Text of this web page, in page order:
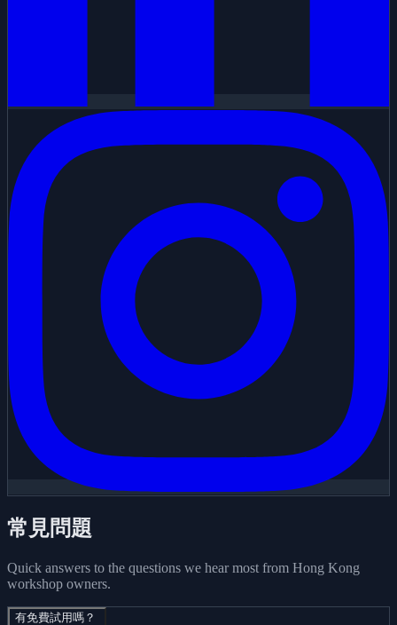
常見問題
Quick answers to the questions we hear most from Hong Kong
workshop owners.
有免費試用嗎？